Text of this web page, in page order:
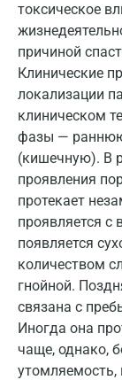
токсическое
причиной
Клинические
локализации
клиническом
фазы —
(кишечную). В
проявления
протекает
проявляется с
появляется
количеством
гнойной.
связана с
Иногда она
чаще, однако,
утомляемость,
Иваново
Ижевск
Истра
Йошкар-
Калуга
Ковров